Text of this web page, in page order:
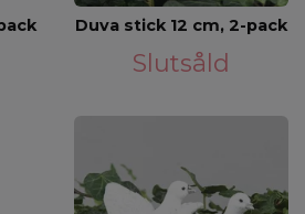
Duva stick 12 cm, 2-pack
Slutsåld